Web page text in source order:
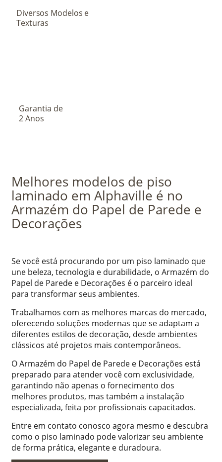
Diversos Modelos e
Texturas
Garantia de
2 Anos
Melhores modelos de piso
laminado em Alphaville é no
Armazém do Papel de Parede e
Decorações
Se você está procurando por um piso laminado que
une beleza, tecnologia e durabilidade, o Armazém do
Papel de Parede e Decorações é o parceiro ideal
para transformar seus ambientes.
Trabalhamos com as melhores marcas do mercado,
oferecendo soluções modernas que se adaptam a
diferentes estilos de decoração, desde ambientes
clássicos até projetos mais contemporâneos.
O Armazém do Papel de Parede e Decorações está
preparado para atender você com exclusividade,
garantindo não apenas o fornecimento dos
melhores produtos, mas também a instalação
especializada, feita por profissionais capacitados.
Entre em contato conosco agora mesmo e descubra
como o piso laminado pode valorizar seu ambiente
de forma prática, elegante e duradoura.